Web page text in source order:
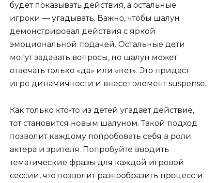
будет показывать действия, а остальные
игроки — угадывать. Важно, чтобы шалун
демонстрировал действия с яркой
эмоциональной подачей. Остальные дети
могут задавать вопросы, но шалун может
отвечать только «да» или «нет». Это придаст
игре динамичности и внесет элемент suspense.
Как только кто-то из детей угадает действие,
тот становится новым шалуном. Такой подход
позволит каждому попробовать себя в роли
актера и зрителя. Попробуйте вводить
тематические фразы для каждой игровой
сессии, что позволит разнообразить процесс и